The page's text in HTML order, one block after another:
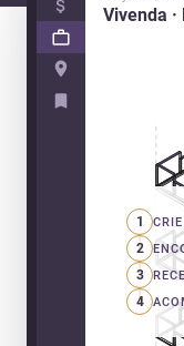
Vivenda
1
2
3
4